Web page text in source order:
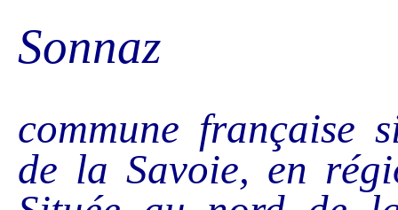
Sonnaz
commune française
de la Savoie, en